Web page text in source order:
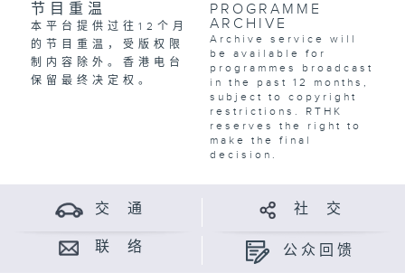
节目重温
本平台提供过往12个月
的节目重温，受版权限
制内容除外。香港电台
保留最终决定权。
PROGRAMME
ARCHIVE
Archive service will
be available for
programmes broadcast
in the past 12 months,
subject to copyright
restrictions. RTHK
reserves the right to
make the final
decision.
交 通 社 交
联 络 公众回馈